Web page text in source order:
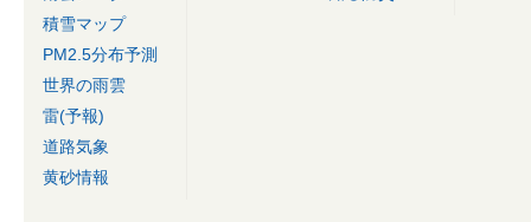
積雪マップ
PM2.5分布予測
世界の雨雲
雷(予報)
道路気象
黄砂情報